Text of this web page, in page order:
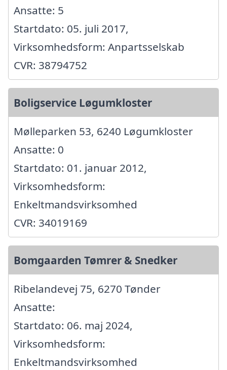
Ansatte: 5
Startdato: 05. juli 2017,
Virksomhedsform: Anpartsselskab
CVR: 38794752
Boligservice Løgumkloster
Mølleparken 53, 6240 Løgumkloster
Ansatte: 0
Startdato: 01. januar 2012,
Virksomhedsform:
Enkeltmandsvirksomhed
CVR: 34019169
Bomgaarden Tømrer & Snedker
Ribelandevej 75, 6270 Tønder
Ansatte:
Startdato: 06. maj 2024,
Virksomhedsform:
Enkeltmandsvirksomhed